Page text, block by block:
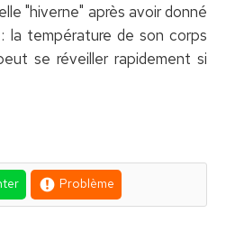
"hiverne" après avoir donné
la température de son corps
se réveiller rapidement si
Problème